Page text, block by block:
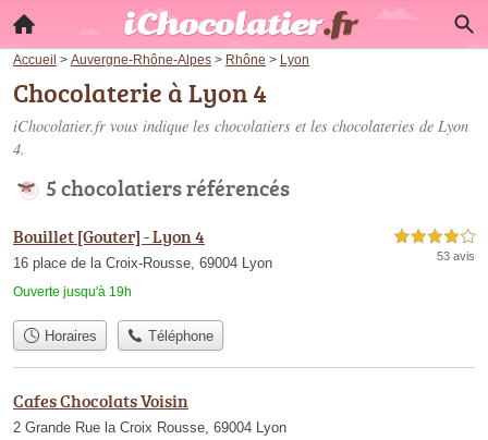
Accueil > Auvergne-Rhône-Alpes > Rhône > Lyon
Chocolaterie à Lyon 4
iChocolatier.fr vous indique les chocolatiers et les chocolateries de Lyon
4.
5 chocolatiers référencés
Bouillet [Gouter] - Lyon 4
16 place de la Croix-Rousse, 69004 Lyon
Ouverte jusqu'à 19h
4,0 étoiles sur 5
53 avis
Horaires Téléphone
Cafes Chocolats Voisin
2 Grande Rue la Croix Rousse, 69004 Lyon